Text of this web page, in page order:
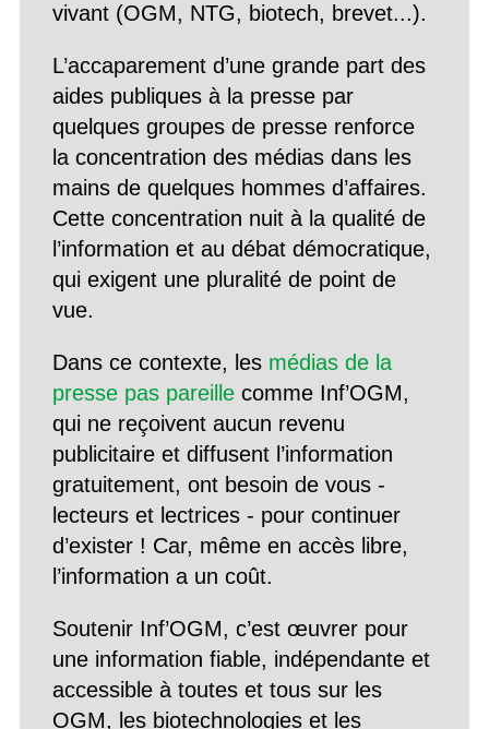
vivant (OGM, NTG, biotech, brevet...).
L’accaparement d’une grande part des
aides publiques à la presse par
quelques groupes de presse renforce
la concentration des médias dans les
mains de quelques hommes d’affaires.
Cette concentration nuit à la qualité de
l’information et au débat démocratique,
qui exigent une pluralité de point de
vue.
Dans ce contexte, les médias de la
presse pas pareillecomme Inf’OGM,
qui ne reçoivent aucun revenu
publicitaire et diffusent l’information
gratuitement, ont besoin de vous -
lecteurs et lectrices - pour continuer
d’exister ! Car, même en accès libre,
l’information a un coût.
Soutenir Inf’OGM, c’est œuvrer pour
une information fiable, indépendante et
accessible à toutes et tous sur les
OGM, les biotechnologies et les